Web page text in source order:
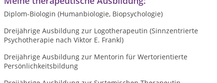
Diplom-Biologin (Humanbiologie, Biopsychologie)
Dreijährige Ausbildung zur Logotherapeutin (Sinnzentrierte
Psychotherapie nach Viktor E. Frankl)
Dreijährige Ausbildung zur Mentorin für Wertorientierte
Persönlichkeitsbildung